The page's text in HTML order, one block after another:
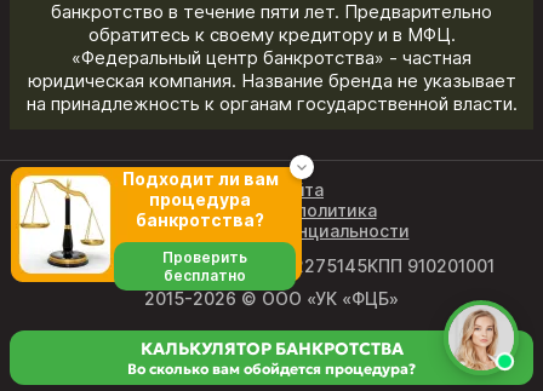
банкротство в течение пяти лет. Предварительно
обратитесь к своему кредитору и в МФЦ.
«Федеральный центр банкротства» - частная
юридическая компания. Название бренда не указывает
на принадлежность к органам государственной власти.
ОГРН 1219100011327ИНН 9102275145КПП 910201001
2015-2026 © ООО «УК «ФЦБ»
Карта сайта
Редакционная политика
Политика конфиденциальности
КАЛЬКУЛЯТОР БАНКРОТСТВА
Во сколько вам обойдется процедура?
Подходит ли вам
процедура
банкротства?
Проверить
бесплатно